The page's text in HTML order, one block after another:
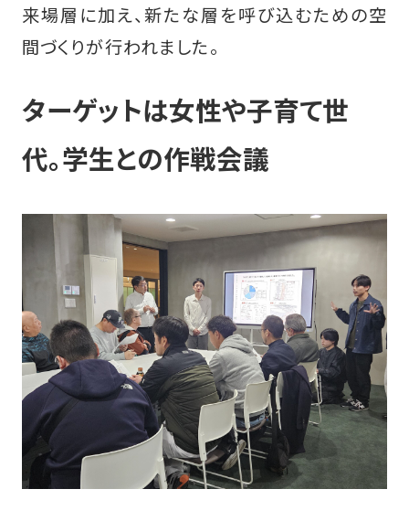
来場層に加え、新たな層を呼び込むための空
間づくりが行われました。
ターゲットは女性や子育て世
代。学生との作戦会議